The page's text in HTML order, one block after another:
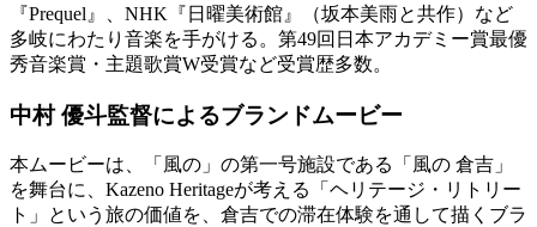
『Prequel』、NHK『日曜美術館』（坂本美雨と共作）など
多岐にわたり音楽を手がける。第49回日本アカデミー賞最優
秀音楽賞・主題歌賞W受賞など受賞歴多数。
中村 優斗監督によるブランドムービー
本ムービーは、「風の」の第一号施設である「風の 倉吉」
を舞台に、Kazeno Heritageが考える「ヘリテージ・リトリー
ト」という旅の価値を、倉吉での滞在体験を通して描くブラ